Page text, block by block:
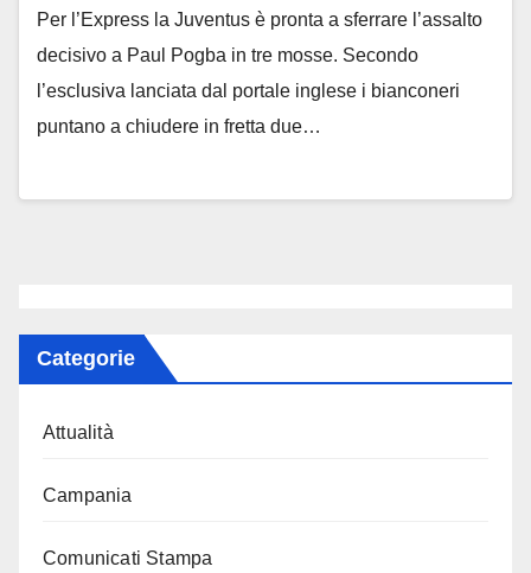
Per l’Express la Juventus è pronta a sferrare l’assalto
decisivo a Paul Pogba in tre mosse. Secondo
l’esclusiva lanciata dal portale inglese i bianconeri
puntano a chiudere in fretta due…
Categorie
Attualità
Campania
Comunicati Stampa